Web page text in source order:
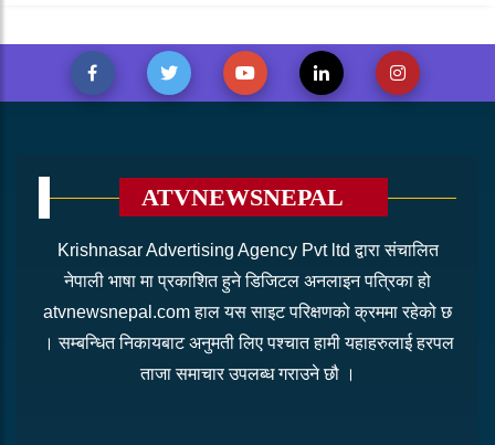
ATVNEWSNEPAL
Krishnasar Advertising Agency Pvt ltd द्वारा संचालित
नेपाली भाषा मा प्रकाशित हुने डिजिटल अनलाइन पत्रिका हो
atvnewsnepal.com हाल यस साइट परिक्षणको क्रममा रहेको छ
। सम्बन्धित निकायबाट अनुमती लिए पश्चात हामी यहाहरुलाई हरपल
ताजा समाचार उपलब्ध गराउने छौ ।